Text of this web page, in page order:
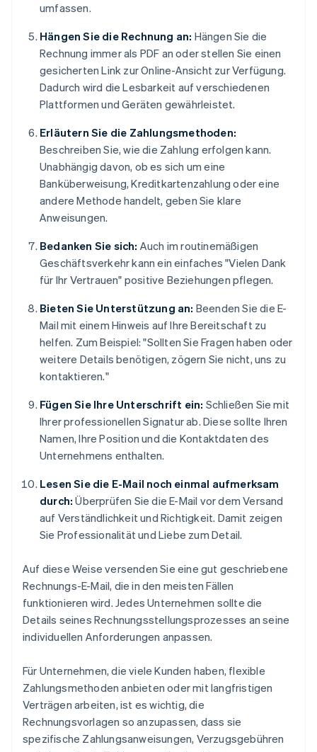
umfassen.
Hängen Sie die Rechnung an: Hängen Sie die
Rechnung immer als PDF an oder stellen Sie einen
gesicherten Link zur Online-Ansicht zur Verfügung.
Dadurch wird die Lesbarkeit auf verschiedenen
Plattformen und Geräten gewährleistet.
Erläutern Sie die Zahlungsmethoden:
Beschreiben Sie, wie die Zahlung erfolgen kann.
Unabhängig davon, ob es sich um eine
Banküberweisung, Kreditkartenzahlung oder eine
andere Methode handelt, geben Sie klare
Anweisungen.
Bedanken Sie sich: Auch im routinemäßigen
Geschäftsverkehr kann ein einfaches "Vielen Dank
für Ihr Vertrauen" positive Beziehungen pflegen.
Bieten Sie Unterstützung an: Beenden Sie die E-
Mail mit einem Hinweis auf Ihre Bereitschaft zu
helfen. Zum Beispiel: "Sollten Sie Fragen haben oder
weitere Details benötigen, zögern Sie nicht, uns zu
kontaktieren."
Fügen Sie Ihre Unterschrift ein: Schließen Sie mit
Ihrer professionellen Signatur ab. Diese sollte Ihren
Namen, Ihre Position und die Kontaktdaten des
Unternehmens enthalten.
Lesen Sie die E-Mail noch einmal aufmerksam
durch: Überprüfen Sie die E-Mail vor dem Versand
auf Verständlichkeit und Richtigkeit. Damit zeigen
Sie Professionalität und Liebe zum Detail.
Auf diese Weise versenden Sie eine gut geschriebene
Rechnungs-E-Mail, die in den meisten Fällen
funktionieren wird. Jedes Unternehmen sollte die
Details seines Rechnungsstellungsprozesses an seine
individuellen Anforderungen anpassen.
Für Unternehmen, die viele Kunden haben, flexible
Zahlungsmethoden anbieten oder mit langfristigen
Verträgen arbeiten, ist es wichtig, die
Rechnungsvorlagen so anzupassen, dass sie
spezifische Zahlungsanweisungen, Verzugsgebühren